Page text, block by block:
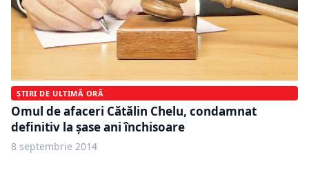
ȘTIRI DE ULTIMĂ ORĂ
Omul de afaceri Cătălin Chelu, condamnat
definitiv la şase ani închisoare
8 septembrie 2014